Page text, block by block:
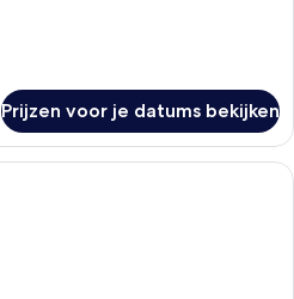
Prijzen voor je datums bekijken
Een minibar, een kluis op de kamer,